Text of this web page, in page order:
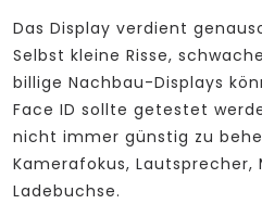
Das Display verdient
Selbst kleine Risse,
billige Nachbau-Displays
Face ID sollte getestet
nicht immer günstig zu
Kamerafokus, Lautsprecher,
Ladebuchse.